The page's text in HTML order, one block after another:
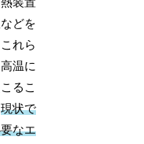
装置
どを
れら
温に
るこ
現状で
なエ